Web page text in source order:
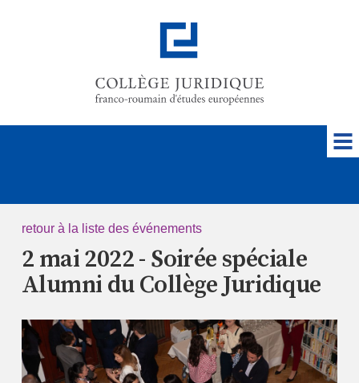
retour à la liste des événements
2 mai 2022 - Soirée spéciale
Alumni du Collège Juridique